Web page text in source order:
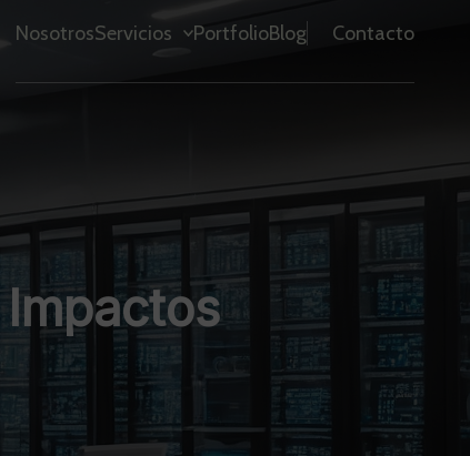
NosotrosServicios PortfolioBlog Contacto